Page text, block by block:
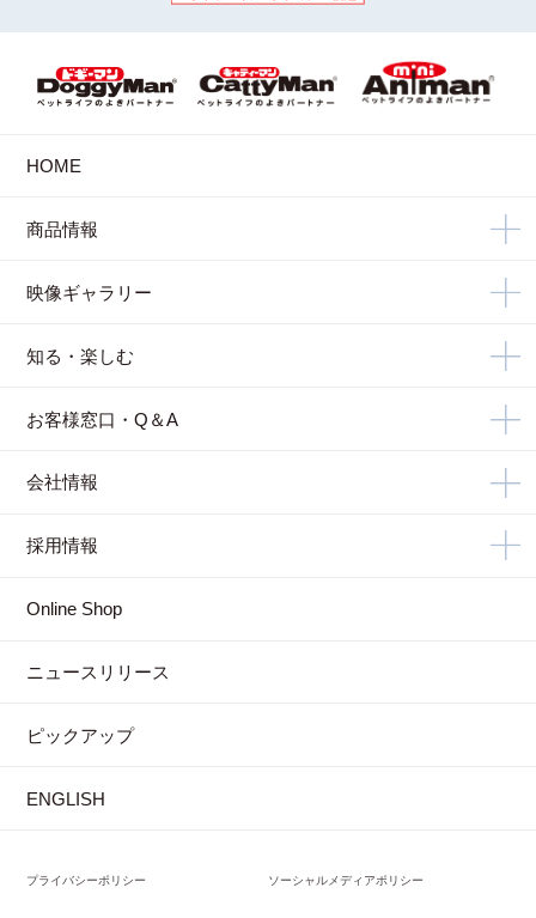
HOME
商品情報
映像ギャラリー
知る・楽しむ
お客様窓口・Q＆A
会社情報
採用情報
Online Shop
ニュースリリース
ピックアップ
ENGLISH
プライバシーポリシー ソーシャルメディアポリシー